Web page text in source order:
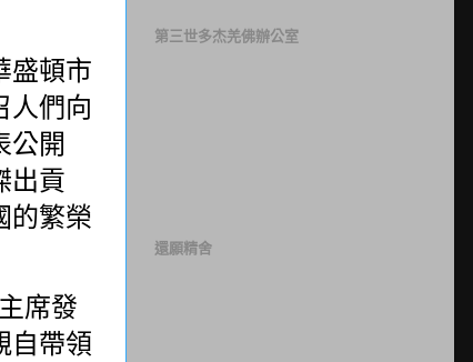
盛頓市
人們向
公開
出貢
的繁榮
席發
自帶領
第三世多杰羌佛辦公室
還願精舍